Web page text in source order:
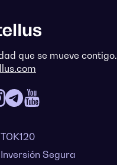
que se mueve contigo.
Segura